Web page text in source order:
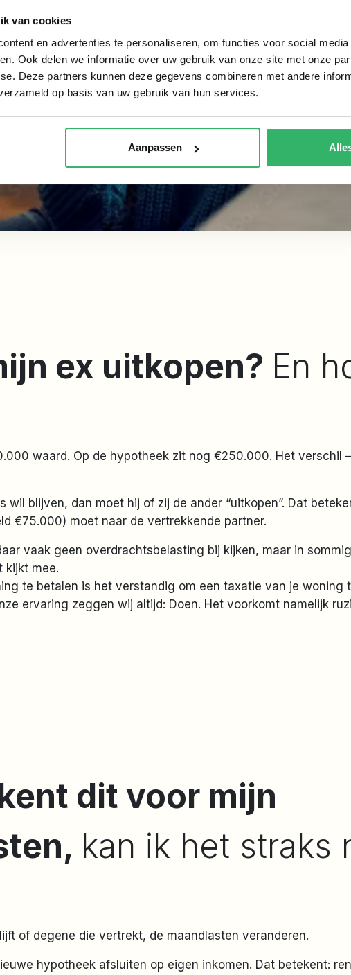
van cookies
en advertenties te personaliseren, om functies voor social
Ook delen we informatie over uw gebruik van onze site met onze
Deze partners kunnen deze gegevens combineren met andere
op basis van uw gebruik van hun services.
Aanpassen
ex uitkopen? En
waard. Op de hypotheek zit nog €250.000. Het verschil
wil blijven, dan moet hij of zij de ander “uitkopen”. Dat
€75.000) moet naar de vertrekkende partner.
vaak geen overdrachtsbelasting bij kijken, maar in
kijkt mee.
te betalen is het verstandig om een taxatie van je woning
ervaring zeggen wij altijd: Doen. Het voorkomt namelijk
dit voor mijn
kan ik het straks
of degene die vertrekt, de maandlasten veranderen.
hypotheek afsluiten op eigen inkomen. Dat betekent: